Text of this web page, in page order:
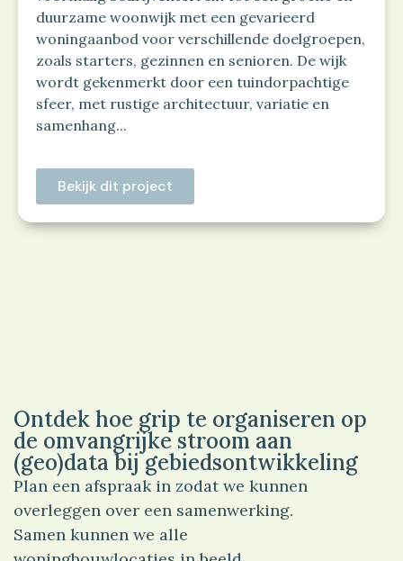
duurzame woonwijk met een gevarieerd
woningaanbod voor verschillende doelgroepen,
zoals starters, gezinnen en senioren. De wijk
wordt gekenmerkt door een tuindorpachtige
sfeer, met rustige architectuur, variatie en
samenhang...
Bekijk dit project
Ontdek hoe grip te organiseren op
de omvangrijke stroom aan
(geo)data bij gebiedsontwikkeling
Plan een afspraak in zodat we kunnen
overleggen over een samenwerking.
Samen kunnen we alle